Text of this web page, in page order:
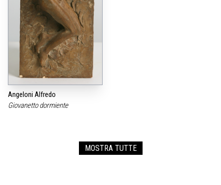
Angeloni Alfredo
Giovanetto dormiente
MOSTRA TUTTE